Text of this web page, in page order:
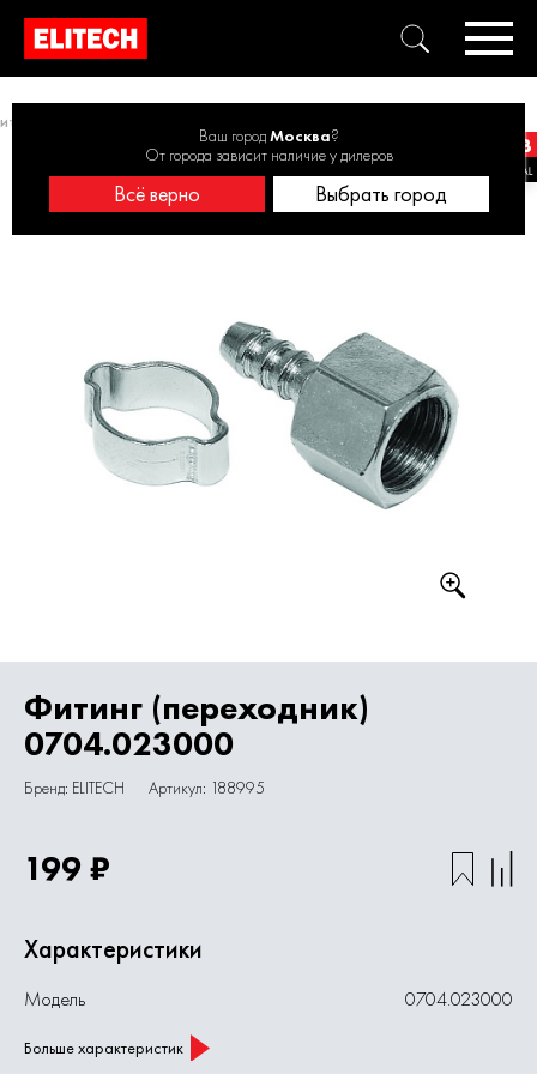
Ваш городМосква?
От города зависит наличие у дилеров
Всё верно Выбрать город
быстросъёмные муфты
Фитинг (переходник)
0704.023000
Бренд: ELITECH Артикул: 188995
199 ₽
Характеристики
Модель 0704.023000
Больше характеристик